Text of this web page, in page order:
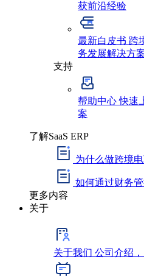
获前沿经验
最新白皮书 跨
务发展解决方
支持
帮助中心快速
案
了解SaaS ERP
为什么做跨境
如何通过财务
更多内容
关于
关于我们 公司介绍